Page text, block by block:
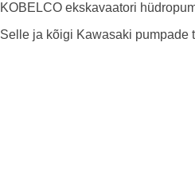
KOBELCO ekskavaatori
Selle ja kõigi Kawasaki pumpade